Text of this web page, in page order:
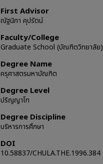
First Advisor
ณัฐนิภา คุปรัตน์
Faculty/College
Graduate School (บัณฑิตวิทยาลัย)
Degree Name
ครุศาสตรมหาบัณฑิต
Degree Level
ปริญญาโท
Degree Discipline
บริหารการศึกษา
DOI
10.58837/CHULA.THE.1996.384